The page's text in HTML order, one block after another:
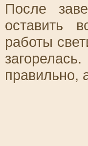
После
оставить
работы
правильно,